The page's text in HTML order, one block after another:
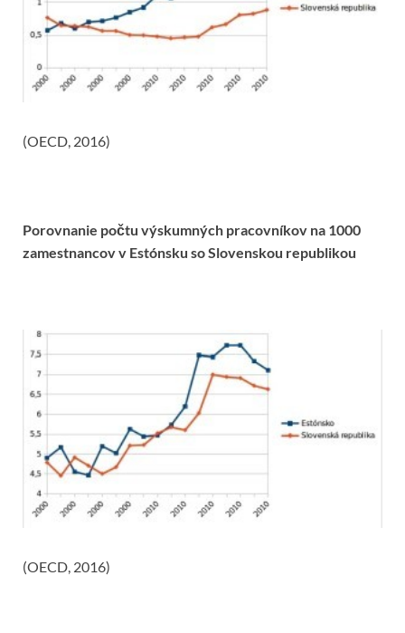
(OECD, 2016)
Porovnanie počtu výskumných pracovníkov na 1000
zamestnancov v Estónsku so Slovenskou republikou
(OECD, 2016)